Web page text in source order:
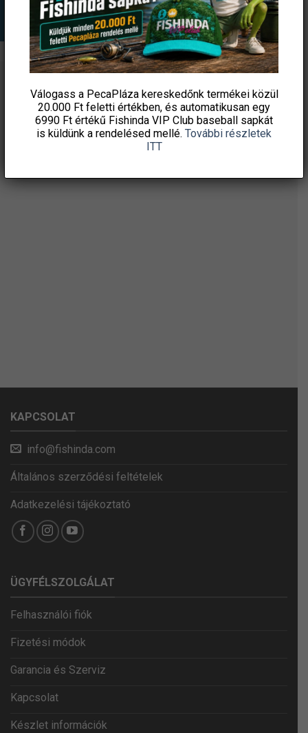
ÉRTESÜLJ ELSŐKÉNT! IRATKOZZ FEL A
HÍRLEVELÜNKRE!
KAPCSOLAT
info@fishinda.com
Általános szerződési feltételek
Adatkezelési tájékoztató
ÜGYFÉLSZOLGÁLAT
Felhasználói fiók
Fizetési módok
Garancia és Szerviz
Kapcsolat
Készlet információk
Válogass a PecaPláza kereskedőnk termékei közül
20.000 Ft feletti értékben, és automatikusan egy
6990 Ft értékű Fishinda VIP Club baseball sapkát
is küldünk a rendelésed mellé. További részletek
ITT